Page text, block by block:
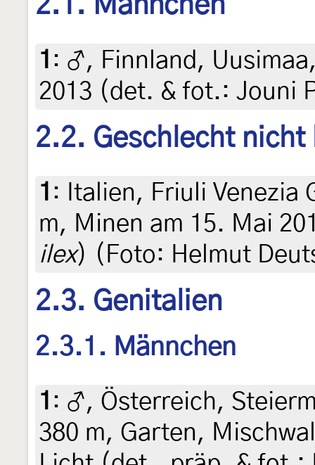
2.1. Männchen
1 : ♂, Finnland,
2013 (det. & fot.: Jouni
2.2. Geschlecht nicht
1 :
Italien, Friuli Venezia
m, Minen am 15. Mai
ilex) (Foto: Helmut
2.3. Genitalien
2.3.1. Männchen
1 : ♂, Österreich,
380 m, Garten,